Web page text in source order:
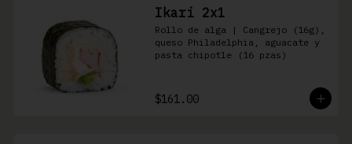
Ikari 2x1
Rollo de alga | Cangrejo (16g),
queso Philadelphia, aguacate y
pasta chipotle (16 pzas)
$161.00